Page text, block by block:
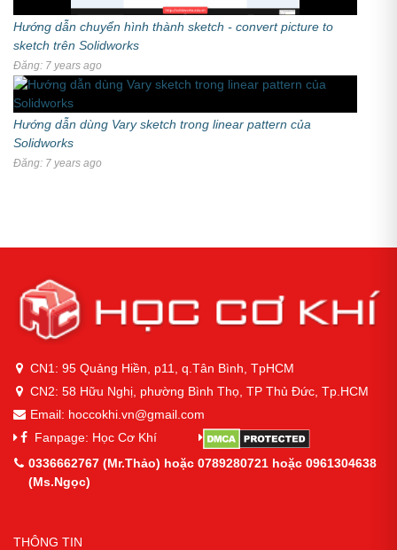
Hướng dẫn chuyển hình thành sketch - convert picture to
sketch trên Solidworks
Đăng: 7 years ago
Hướng dẫn dùng Vary sketch trong linear pattern của
Solidworks
Đăng: 7 years ago
CN1: 95 Quảng Hiền, p11, q.Tân Bình, TpHCM
CN2: 58 Hữu Nghị, phường Bình Thọ, TP Thủ Đức, Tp.HCM
Email: hoccokhi.vn@gmail.com
Fanpage: Học Cơ Khí
0336662767 (Mr.Thảo) hoặc 0789280721 hoặc 0961304638
(Ms.Ngọc)
THÔNG TIN